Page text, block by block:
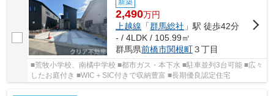
新築
2,490万円
上越線 「群馬総社 」駅 徒歩42分
- / 4LDK / 105.99㎡
群馬県前橋市関根町３丁目
■荒牧小学校、南橘中学校 ■都市ガス・本下水 ■駐車並列3台可能 ■広々
したお庭付き ■WIC＋SIC付きで収納豊富 ■長期優良認定住宅